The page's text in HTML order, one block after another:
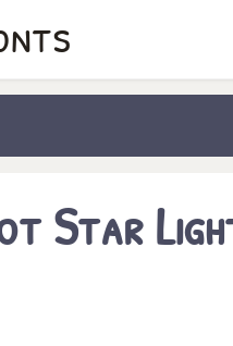
Star